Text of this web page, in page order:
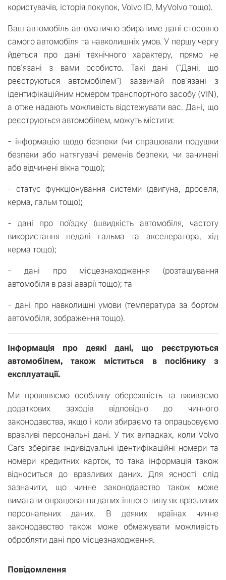
користувачів, історія покупок, Volvo ID, MyVolvo тощо).
Ваш автомобіль автоматично збиратиме дані стосовно
самого автомобіля та навколишніх умов. У першу чергу
йдеться про дані технічного характеру, прямо не
пов'язані з вами особисто. Такі дані (“Дані, що
реєструються автомобілем”) зазвичай пов'язані з
ідентифікаційним номером транспортного засобу (VIN),
а отже надають можливість відстежувати вас. Дані, що
реєструються автомобілем, можуть містити:
- інформацію щодо безпеки (чи спрацювали подушки
безпеки або натягувачі ременів безпеки, чи зачинені
або відчинені вікна тощо);
- статус функціонування системи (двигуна, дроселя,
керма, гальм тощо);
- дані про поїздку (швидкість автомобіля, частоту
використання педалі гальма та акселератора, хід
керма тощо);
- дані про місцезнаходження (розташування
автомобіля в разі аварії тощо); та
- дані про навколишні умови (температура за бортом
автомобіля, зображення тощо).
Інформація про деякі дані, що реєструються
автомобілем, також міститься в посібнику з
експлуатації.
Ми проявляємо особливу обережність та вживаємо
додаткових заходів відповідно до чинного
законодавства, якщо і коли збираємо та опрацьовуємо
вразливі персональні дані. У тих випадках, коли Volvo
Cars зберігає індивідуальні ідентифікаційні номери та
номери кредитних карток, то така інформація також
відноситься до вразливих даних. Для ясності слід
зазначити, що чинне законодавство також може
вимагати опрацювання даних іншого типу як вразливих
персональних даних. В деяких країнах чинне
законодавство також може обмежувати можливість
обробляти дані про місцезнаходження.
Повідомлення